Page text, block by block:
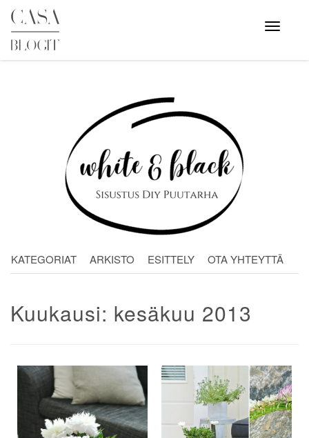
Skip
content
Avaa
valikko
KATEGORIAT ARKISTO ESITTELY OTA YHTEYTTÄ
Kuukausi: kesäkuu 2013
Artikkelien
selaus